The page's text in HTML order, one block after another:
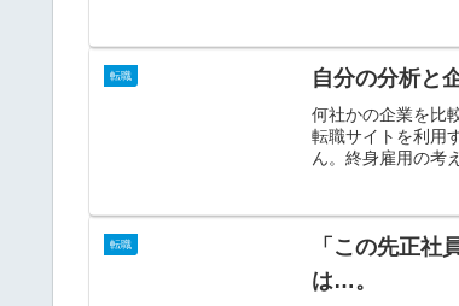
転職 自分の分析と
何社かの企業を比
転職サイトを利用
ん。終身雇用の考
転職
「この先正社
は…。